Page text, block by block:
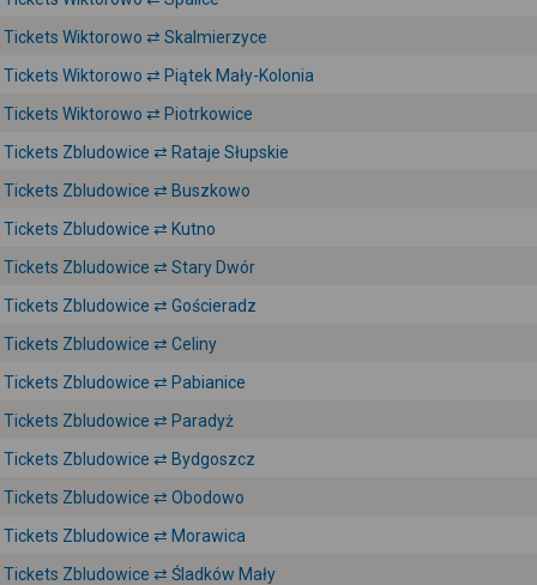
Tickets Wiktorowo ⇄ Skalmierzyce
Tickets Wiktorowo ⇄ Piątek Mały-Kolonia
Tickets Wiktorowo ⇄ Piotrkowice
Tickets Zbludowice ⇄ Rataje Słupskie
Tickets Zbludowice ⇄ Buszkowo
Tickets Zbludowice ⇄ Kutno
Tickets Zbludowice ⇄ Stary Dwór
Tickets Zbludowice ⇄ Gościeradz
Tickets Zbludowice ⇄ Celiny
Tickets Zbludowice ⇄ Pabianice
Tickets Zbludowice ⇄ Paradyż
Tickets Zbludowice ⇄ Bydgoszcz
Tickets Zbludowice ⇄ Obodowo
Tickets Zbludowice ⇄ Morawica
Tickets Zbludowice ⇄ Śladków Mały